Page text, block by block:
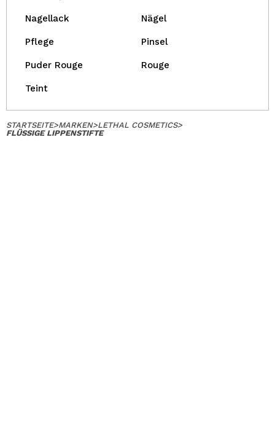
Nagellack Nägel
Pflege Pinsel
Puder Rouge Rouge
Teint
STARTSEITE>MARKEN>LETHAL COSMETICS>
FLÜSSIGE LIPPENSTIFTE